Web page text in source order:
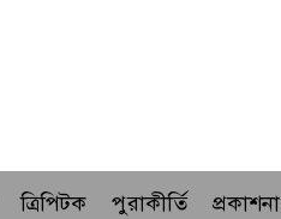
ত্রিপিটক পুরাকীর্তি প্রকাশনা